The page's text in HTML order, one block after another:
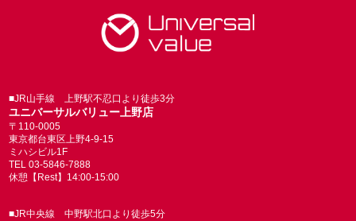
■JR山手線 上野駅不忍口より徒歩3分
ユニバーサルバリュー上野店
〒110-0005
東京都台東区上野4-9-15
ミハシビル1F
TEL 03-5846-7888
休憩【Rest】14:00-15:00
■JR中央線 中野駅北口より徒歩5分